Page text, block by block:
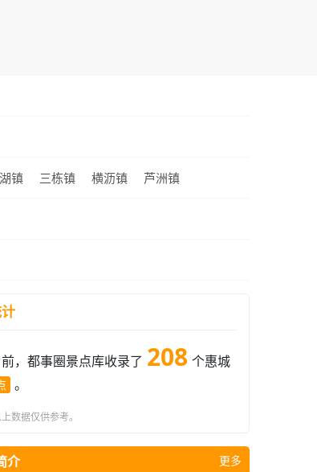
镇 三栋镇 横沥镇 芦洲镇
，都事圈景点库收录了 208 个惠城
。
数据仅供参考。
介
更多